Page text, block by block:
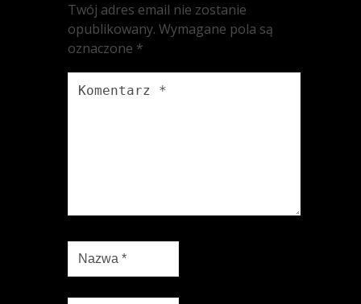
Twój adres email nie zostanie
opublikowany. Wymagane pola są
oznaczone *